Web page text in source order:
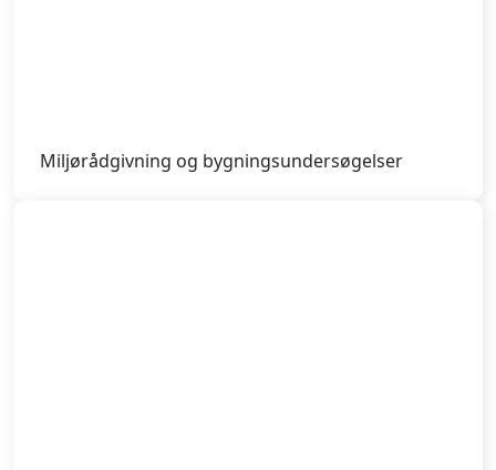
Miljørådgivning og bygningsundersøgelser